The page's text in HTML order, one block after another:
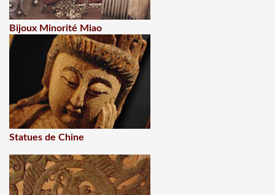
Bijoux Minorité Miao
Statues de Chine